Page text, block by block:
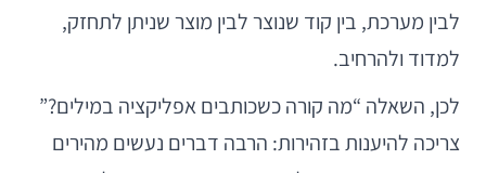
לבין מערכת, בין קוד שנוצר לבין מוצר שניתן לתחזק,
למדוד ולהרחיב.
לכן, השאלה “מה קורה כשכותבים אפליקציה במילים?”
צריכה להיענות בזהירות: הרבה דברים נעשים מהירים